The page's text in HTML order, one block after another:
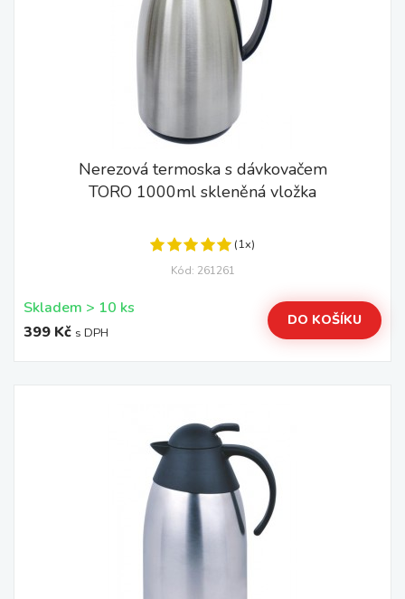
Nerezová termoska s dávkovačem
TORO 1000ml skleněná vložka
(1x)
Kód: 261261
Skladem > 10 ks
399 Kč s DPH
DO KOŠÍKU